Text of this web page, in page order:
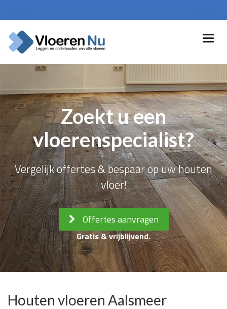
Zoekt u een
vloerenspecialist?
Vergelijk offertes & bespaar op uw houten
vloer!
Offertes aanvragen
Gratis & vrijblijvend.
Houten vloeren Aalsmeer